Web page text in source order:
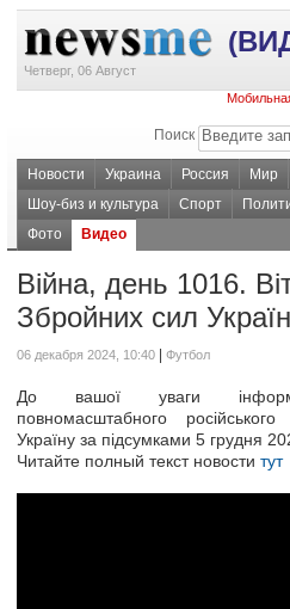
Четверг, 06 Август
Поиск
Новости Украина Россия Мир
Шоу-биз и культура
Спорт
Фото
Видео
Війна, день 1016.
Збройних сил
06 декабря 2024, 10:40 Футбол
До вашої уваги
повномасштабного
Україну за підсумками 5 грудня
Читайте полный текст новости тут